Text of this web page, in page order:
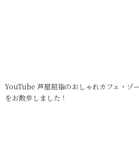
YouTube 芦屋屈指のおしゃれカフェ・ゾ
をお散歩しました！